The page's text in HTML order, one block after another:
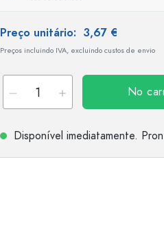
Preço unitário: 3,67 €
Preços incluindo IVA, excluindo custos de envio
No
Disponível imediatamente.